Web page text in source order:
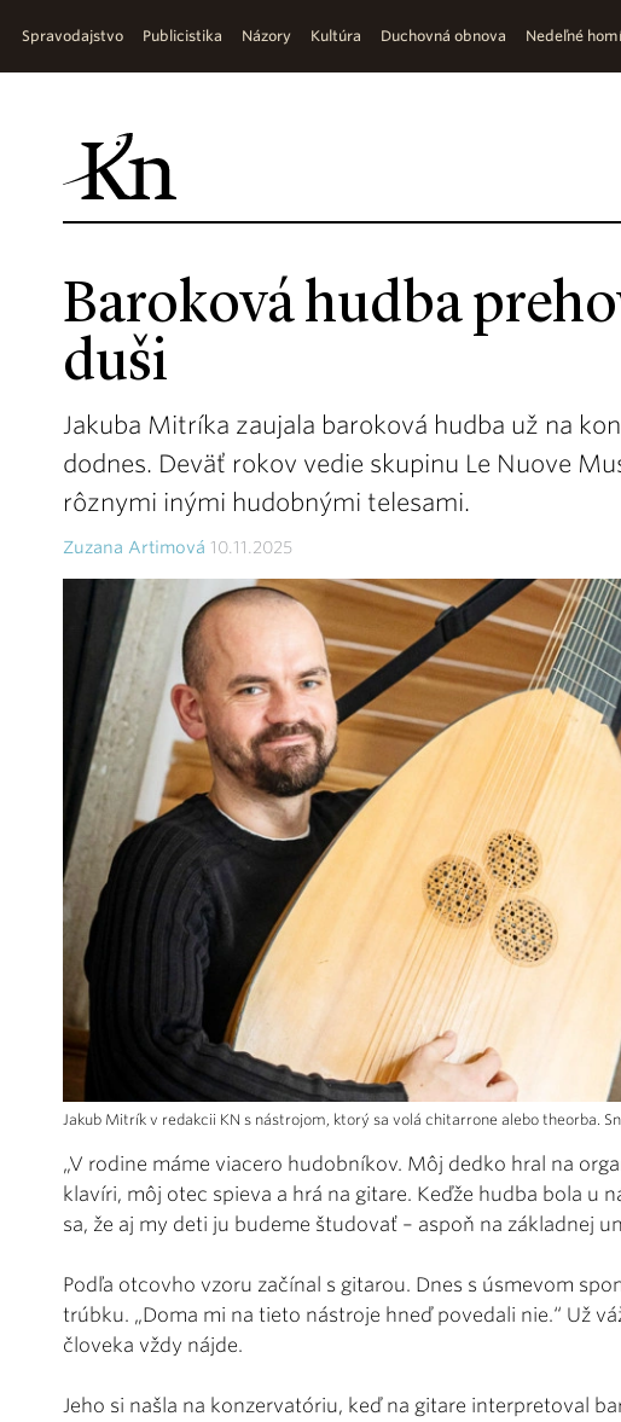
Spravodajstvo Publicistika Názory Kultúra Duchovná obnova Nedeľné
Baroková hudba
duši
Jakuba Mitríka zaujala baroková hudba už na
dodnes. Deväť rokov vedie skupinu Le Nuove
rôznymi inými hudobnými telesami.
Zuzana Artimová 10.11.2025
Jakub Mitrík v redakcii KN s nástrojom, ktorý sa volá chitarrone alebo theorba.
„V rodine máme viacero hudobníkov. Môj dedko hral na
klavíri, môj otec spieva a hrá na gitare. Keďže hudba bola u
sa, že aj my deti ju budeme študovať – aspoň na základnej
Podľa otcovho vzoru začínal s gitarou. Dnes s úsmevom
trúbku. „Doma mi na tieto nástroje hneď povedali nie.“ Už
človeka vždy nájde.
Jeho si našla na konzervatóriu, keď na gitare interpretoval